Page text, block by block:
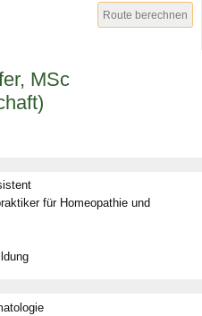
MSc
für Homeopathie und